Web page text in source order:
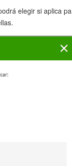
elegir si aplica